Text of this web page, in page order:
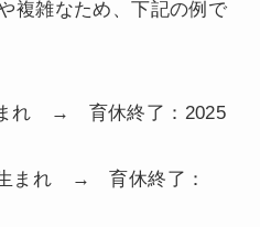
複雑なため、下記の例で
まれ → 育休終了：2025
生まれ → 育休終了：